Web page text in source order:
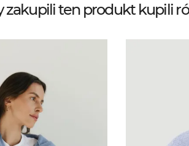
zakupili ten produkt kupili